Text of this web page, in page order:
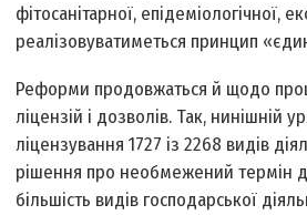
фітосанітарної, епідеміологічної,
реалізовуватиметься принцип
Реформи продовжаться й щодо
ліцензій і дозволів. Так, нинішній
ліцензування 1727 із 2268 видів
рішення про необмежений термін
більшість видів господарської